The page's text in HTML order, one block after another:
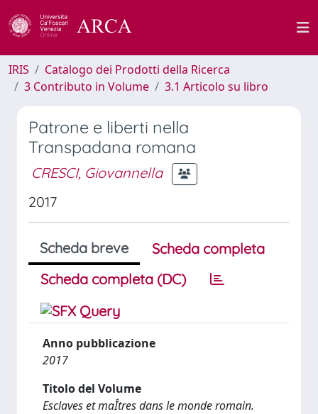
IRIS
Catalogo dei Prodotti della Ricerca
3 Contributo in Volume
3.1 Articolo su libro
Patrone e liberti nella
Transpadana romana
CRESCI, Giovannella
2017
Scheda breve
Scheda completa
Scheda completa (DC)
Anno pubblicazione
2017
Titolo del Volume
Esclaves et maÎtres dans le monde romain.